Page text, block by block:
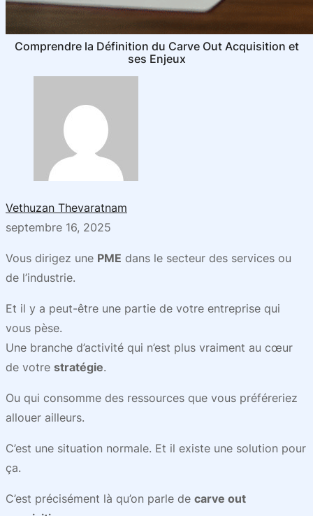
Comprendre la Définition du Carve Out Acquisition et
ses Enjeux
Vethuzan Thevaratnam
septembre 16, 2025
Vous dirigez une PME dans le secteur des services ou
de l’industrie.
Et il y a peut-être une partie de votre entreprise qui
vous pèse.
Une branche d’activité qui n’est plus vraiment au cœur
de votre stratégie.
Ou qui consomme des ressources que vous préféreriez
allouer ailleurs.
C’est une situation normale. Et il existe une solution pour
ça.
C’est précisément là qu’on parle de carve out